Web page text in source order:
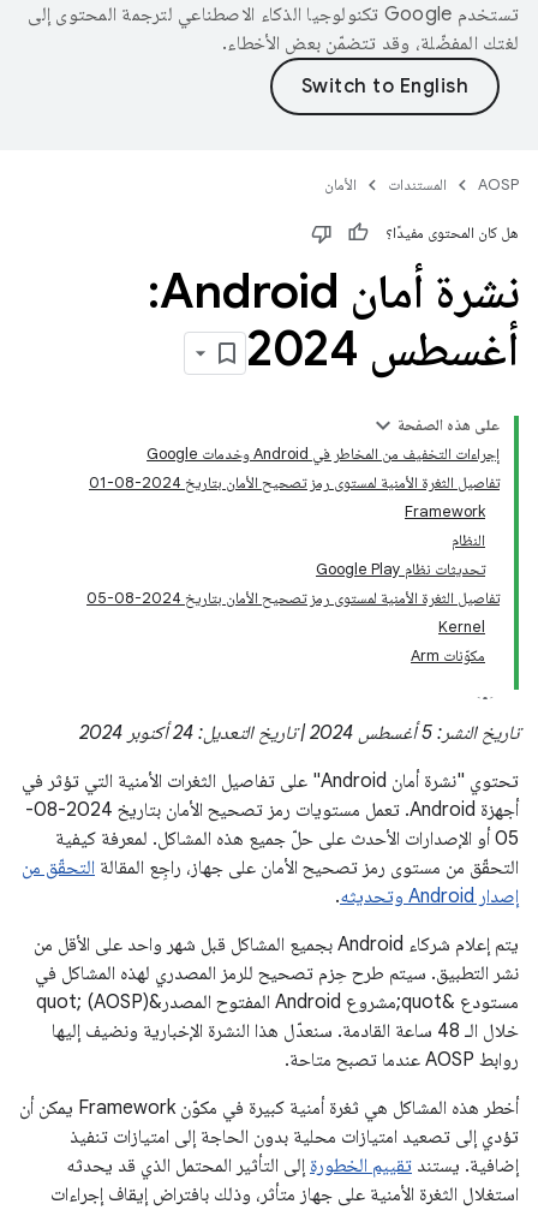
تستخدم Google تكنولوجيا الذكاء الاصطناعي لترجمة المحتوى إلى
لغتك المفضّلة، وقد تتضمّن بعض الأخطاء.
AOSP المستندات الأمان
هل كان المحتوى مفيدًا؟
نشرة أمان Android:
أغسطس 2024
على هذه الصفحة
إجراءات التخفيف من المخاطر في Android وخدمات Google
تفاصيل الثغرة الأمنية لمستوى رمز تصحيح الأمان بتاريخ 2024-08-01
Framework
النظام
تحديثات نظام Google Play
تفاصيل الثغرة الأمنية لمستوى رمز تصحيح الأمان بتاريخ 2024-08-05
Kernel
مكوّنات Arm
تاريخ النشر: 5 أغسطس 2024 | تاريخ التعديل: 24 أكتوبر 2024
تحتوي "نشرة أمان Android" على تفاصيل الثغرات الأمنية التي تؤثر في
أجهزة Android. تعمل مستويات رمز تصحيح الأمان بتاريخ 2024-08-
05 أو الإصدارات الأحدث على حلّ جميع هذه المشاكل. لمعرفة كيفية
التحقّق من مستوى رمز تصحيح الأمان على جهاز، راجِع المقالة التحقّق من
إصدار Android وتحديثه
.
يتم إعلام شركاء Android بجميع المشاكل قبل شهر واحد على الأقل من
نشر التطبيق. سيتم طرح حِزم تصحيح للرمز المصدري لهذه المشاكل في
مستودع &quot;مشروع Android المفتوح المصدر&quot; (AOSP)
خلال الـ 48 ساعة القادمة. سنعدّل هذا النشرة الإخبارية ونضيف إليها
روابط AOSP عندما تصبح متاحة.
أخطر هذه المشاكل هي ثغرة أمنية كبيرة في مكوّن Framework يمكن أن
تؤدي إلى تصعيد امتيازات محلية بدون الحاجة إلى امتيازات تنفيذ
إضافية. يستند تقييم الخطورة إلى التأثير المحتمل الذي قد يحدثه
استغلال الثغرة الأمنية على جهاز متأثر، وذلك بافتراض إيقاف إجراءات